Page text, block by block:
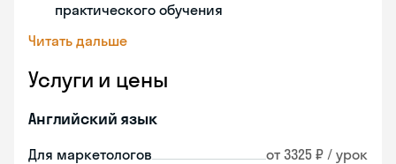
практического обучения
Читать дальше
Услуги и цены
Английский язык
Для маркетологов от 3325 ₽ / урок